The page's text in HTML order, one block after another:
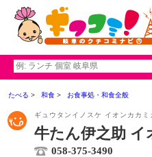
たべる 和食 お食事処・和食全般
ギュウタンイノスケ イオンカカ
牛たん伊之助
058-375-3490